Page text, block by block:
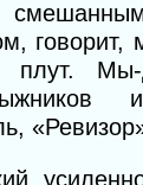
говорит,
Мы-